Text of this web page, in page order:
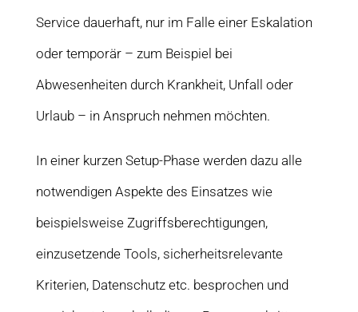
Service dauerhaft, nur im Falle einer Eskalation
oder temporär – zum Beispiel bei
Abwesenheiten durch Krankheit, Unfall oder
Urlaub – in Anspruch nehmen möchten.
In einer kurzen Setup-Phase werden dazu alle
notwendigen Aspekte des Einsatzes wie
beispielsweise Zugriffsberechtigungen,
einzusetzende Tools, sicherheitsrelevante
Kriterien, Datenschutz etc. besprochen und